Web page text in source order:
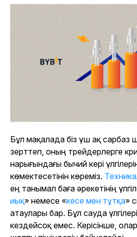
Бұл мақалада біз үш ақ сарбаз
зерттеп, оның трейдерлерге
нарығындағы бычий кері
көмектесетінін көреміз.
ең танымал баға әрекетінің
иық» немесе «кесе мен тұтқа»
атаулары бар. Бұл сауда
кездейсоқ емес. Керісінше, олар